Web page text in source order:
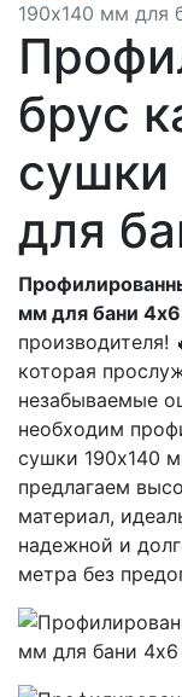
190х140 мм для
брус
сушки
для
мм для бани 4х6
производителя!
которая
незабываемые
необходим
сушки 190х140
предлагаем
материал,
надежной и
метра без